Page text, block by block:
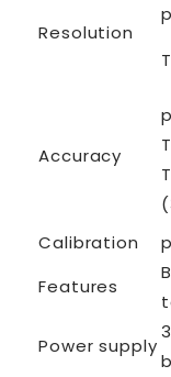
Resolution
Accuracy
Calibration
Features
Power supply